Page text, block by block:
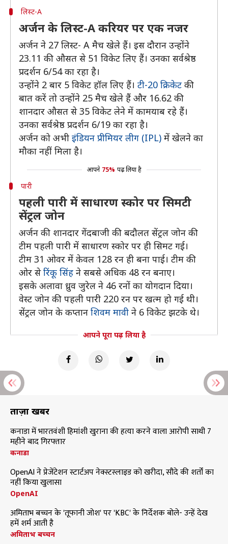
लिस्ट-A
अर्जन के लिस्ट-A करियर पर एक नजर
अर्जन ने 27 लिस्ट- A मैच खेले हैं। इस दौरान उन्होंने
23.11 की औसत से 51 विकेट लिए हैं। उनका सर्वश्रेष्ठ
प्रदर्शन 6/54 का रहा है।
उन्होंने 2 बार 5 विकेट हॉल लिए हैं। टी-20 क्रिकेट की
बात करें तो उन्होंने 25 मैच खेले हैं और 16.62 की
शानदार औसत से 35 विकेट लेने में कामयाब रहे हैं।
उनका सर्वश्रेष्ठ प्रदर्शन 6/19 का रहा है।
अर्जन को अभी इंडियन प्रीमियर लीग (IPL) में खेलने का
मौका नहीं मिला है।
आपने 75% पढ़ लिया है
पारी
पहली पारी में साधारण स्कोर पर सिमटी
सेंट्रल जोन
अर्जन की शानदार गेंदबाजी की बदौलत सेंट्रल जोन की
टीम पहली पारी में साधारण स्कोर पर ही सिमट गई।
टीम 31 ओवर में केवल 128 रन ही बना पाई। टीम की
ओर सेरिंकू सिंह ने सबसे अधिक 48 रन बनाए।
इसके अलावा ध्रुव जुरेल ने 46 रनों का योगदान दिया।
वेस्ट जोन की पहली पारी 220 रन पर खत्म हो गई थी।
सेंट्रल जोन के कप्तान शिवम मावी ने 6 विकेट झटके थे।
आपने पूरा पढ़ लिया है
ताज़ा खबरें
कनाडा में भारतवंशी हिमांशी खुराना की हत्या करने वाला आरोपी साथी 7
महीने बाद गिरफ्तार
कनाडा
OpenAI ने प्रेजेंटेशन स्टार्टअप नेक्स्टस्लाइड को खरीदा, सौदे की शर्तों का
नहीं किया खुलासा
OpenAI
अमिताभ बच्चन के 'तूफानी जोश' पर 'KBC' के निर्देशक बोले- उन्हें देख
हमें शर्म आती है
अमिताभ बच्चन